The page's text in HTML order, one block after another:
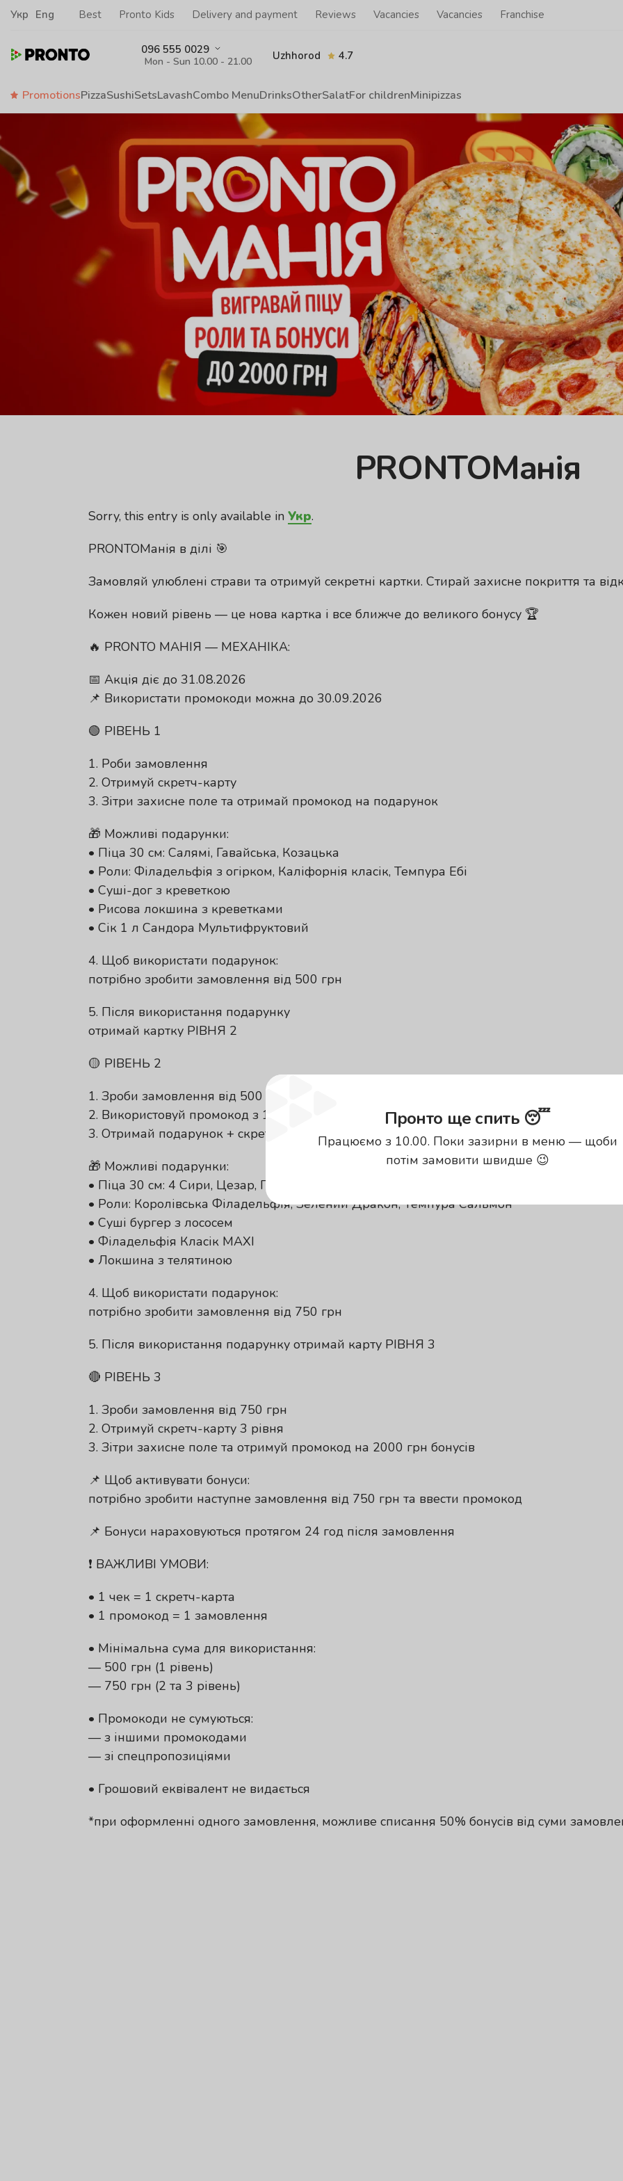
Укр Eng Best Pronto Kids Delivery and payment Reviews Vacancies Vacancies Franchise
096 555 0029
Mon - Sun 10.00 - 21.00 Uzhhorod 4.7
PromotionsPizzaSushiSetsLavashСombo MenuDrinksOtherSalatFor childrenMinipizzas
PRONTOМанія
Sorry, this entry is only available in Укр.
PRONTOМанія в ділі 🎯
Замовляй улюблені страви та отримуй секретні картки. Стирай захисне покриття та
Кожен новий рівень — це нова картка і все ближче до великого бонусу 🏆
🔥 PRONTO МАНІЯ — МЕХАНІКА:
📅 Акція діє до 31.08.2026
📌 Використати промокоди можна до 30.09.2026
🟢 РІВЕНЬ 1
1. Роби замовлення
2. Отримуй скретч-карту
3. Зітри захисне поле та отримай промокод на подарунок
🎁 Можливі подарунки:
• Піца 30 см: Салямі, Гавайська, Козацька
• Роли: Філадельфія з огірком, Каліфорнія класік, Темпура Ебі
• Суші-дог з креветкою
• Рисова локшина з креветками
• Сік 1 л Сандора Мультифруктовий
4. Щоб використати подарунок:
потрібно зробити замовлення від 500 грн
5. Після використання подарунку
отримай картку РІВНЯ 2
🟡 РІВЕНЬ 2
1. Зроби замовлення від 500 грн
2. Використовуй промокод з 1 рівня
3. Отримай подарунок + скретч-карту 2 рівня
🎁 Можливі подарунки:
• Піца 30 см: 4 Сири, Цезар, Пронто
• Роли: Королівська Філадельфія, Зелений Дракон, Темпура Сальмон
• Суші бургер з лососем
• Філадельфія Класік MAXI
• Локшина з телятиною
4. Щоб використати подарунок:
потрібно зробити замовлення від 750 грн
5. Після використання подарунку отримай карту РІВНЯ 3
🔴 РІВЕНЬ 3
1. Зроби замовлення від 750 грн
2. Отримуй скретч-карту 3 рівня
3. Зітри захисне поле та отримуй промокод на 2000 грн бонусів
📌 Щоб активувати бонуси:
потрібно зробити наступне замовлення від 750 грн та ввести промокод
📌 Бонуси нараховуються протягом 24 год після замовлення
❗️ ВАЖЛИВІ УМОВИ:
• 1 чек = 1 скретч-карта
• 1 промокод = 1 замовлення
• Мінімальна сума для використання:
— 500 грн (1 рівень)
— 750 грн (2 та 3 рівень)
• Промокоди не сумуються:
— з іншими промокодами
— зі спецпропозиціями
• Грошовий еквівалент не видається
*при оформленні одного замовлення, можливе списання 50% бонусів від суми
Пронто ще спить 😴
Працюємо з 10.00. Поки зазирни в меню — щоби
потім замовити швидше 😉